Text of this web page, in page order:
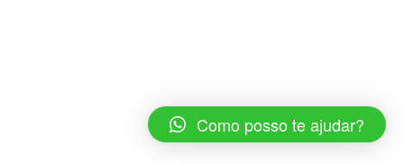
Como posso te ajudar?